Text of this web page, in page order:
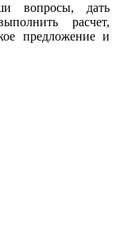
вопросы, дать
расчет,
предложение и